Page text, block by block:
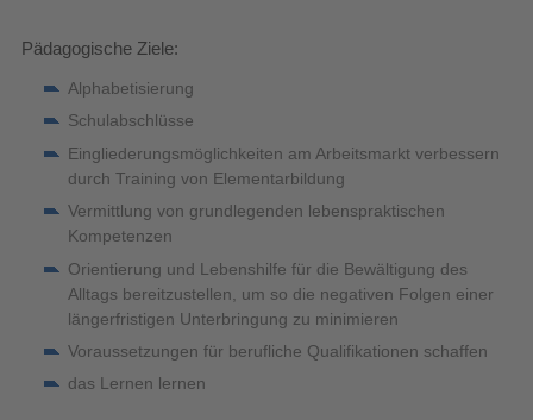
Pädagogische Ziele:
Alphabetisierung
Schulabschlüsse
Eingliederungsmöglichkeiten am Arbeitsmarkt verbessern
durch Training von Elementarbildung
Vermittlung von grundlegenden lebenspraktischen
Kompetenzen
Orientierung und Lebenshilfe für die Bewältigung des
Alltags bereitzustellen, um so die negativen Folgen einer
längerfristigen Unterbringung zu minimieren
Voraussetzungen für berufliche Qualifikationen schaffen
das Lernen lernen